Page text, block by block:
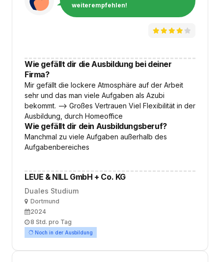
weiterempfehlen!
Wie gefällt dir die Ausbildung bei deiner
Firma?
Mir gefällt die lockere Atmosphäre auf der Arbeit
sehr und das man viele Aufgaben als Azubi
bekommt. --> Großes Vertrauen Viel Flexibilität in der
Ausbildung, durch Homeoffice
Wie gefällt dir dein Ausbildungsberuf?
Manchmal zu viele Aufgaben außerhalb des
Aufgabenbereiches
LEUE & NILL GmbH + Co. KG
Duales Studium
OrtDortmund
Ausbildungsbeginn
2024
Arbeitszeit
8 Std. pro Tag
Noch in der Ausbildung